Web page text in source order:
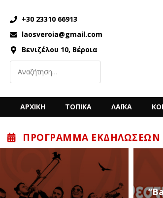
+30 23310 66913
laosveroia@gmail.com
Βενιζέλου 10, Βέροια
ΑΡΧΙΚΗ ΤΟΠΙΚΑ ΛΑΪΚΑ
ΠΡΌΓΡΑΜΜΑ ΕΚΔΗΛΏΣΕΩΝ
“Back to the ’80s &